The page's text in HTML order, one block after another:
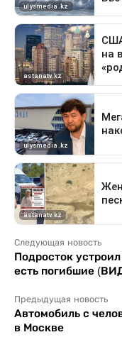
Следующая новость
Подросток
есть погибшие
Предыдущая новость
Автомобиль с
в Москве